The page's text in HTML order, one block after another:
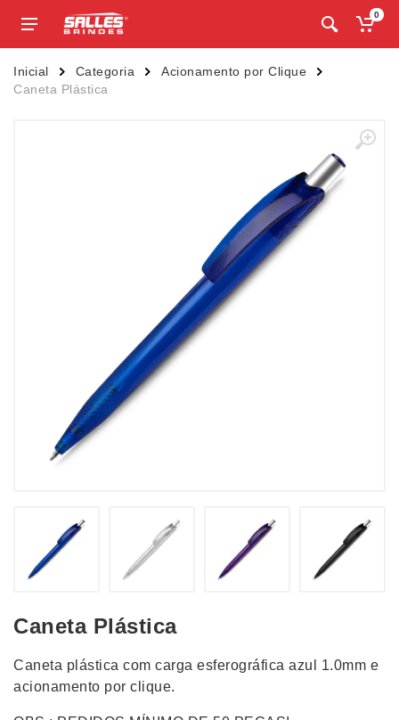
0
Inicial Categoria
Acionamento por Clique
Caneta Plástica
Caneta Plástica
Caneta plástica com carga esferográfica azul 1.0mm e
acionamento por clique.